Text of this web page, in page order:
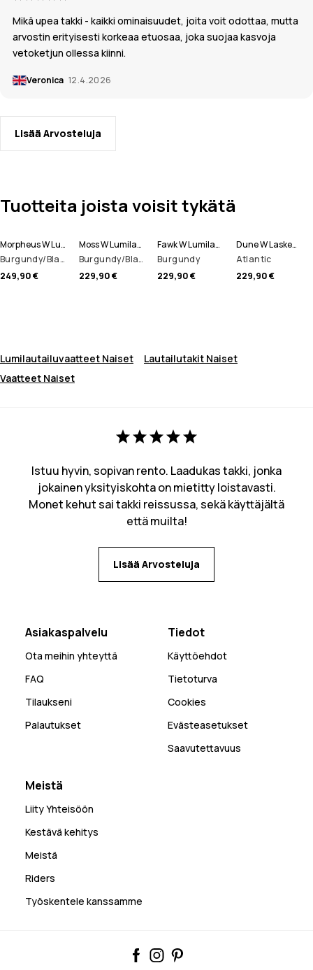
Mikä upea takki - kaikki ominaisuudet, joita voit odottaa, mutta
arvostin erityisesti korkeaa etuosaa, joka suojaa kasvoja
vetoketjun ollessa kiinni.
Veronica 12.4.2026
Lisää Arvosteluja
Tuotteita joista voisit tykätä
Morpheus W Lumilautailutakki Naiset
Burgundy/Black/Light Grey
249,90 €
Moss W Lumilautailutakki Naiset
Burgundy/Black
229,90 €
Fawk W Lumilautailutakki Naiset
Burgundy
229,90 €
Dune W Laskettelutakki Naiset
Atlantic
229,90 €
Lumilautailuvaatteet Naiset
Lautailutakit Naiset
Vaatteet Naiset
Istuu hyvin, sopivan rento. Laadukas takki, jonka
jokainen yksityiskohta on mietitty loistavasti.
Monet kehut sai takki reissussa, sekä käyttäjältä
että muilta!
Lisää Arvosteluja
Asiakaspalvelu
Ota meihin yhteyttä
FAQ
Tilaukseni
Palautukset
Tiedot
Käyttöehdot
Tietoturva
Cookies
Evästeasetukset
Saavutettavuus
Meistä
Liity Yhteisöön
Kestävä kehitys
Meistä
Riders
Työskentele kanssamme